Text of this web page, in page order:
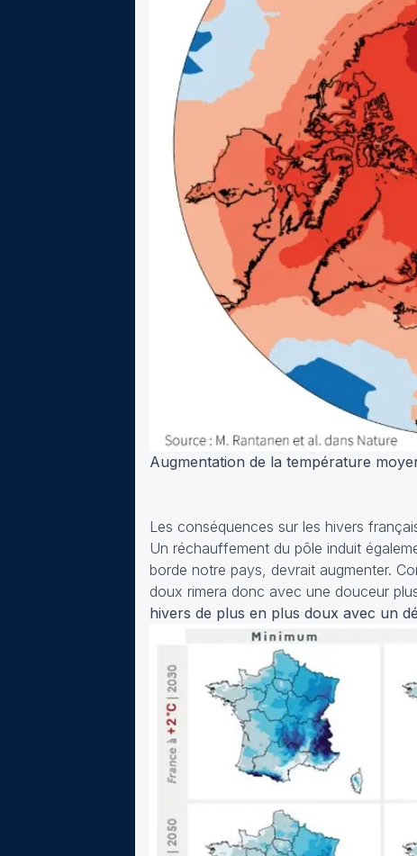
Augmentation de la température
Les conséquences sur les hivers
Un réchauffement du pôle induit
borde notre pays, devrait augmenter.
doux rimera donc avec une douceur
hivers de plus en plus doux avec un